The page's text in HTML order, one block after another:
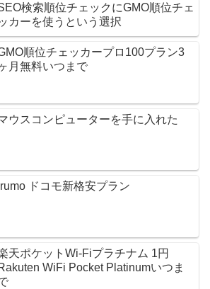
検索順位チェックにGMO順位チェ
カーを使うという選択
順位チェッカープロ100プラン3
月無料いつまで
ウスコンピューターを手に入れた
ドコモ新格安プラン
天ポケットWi-Fiプラチナム 1円
WiFi Pocket Platinumいつま